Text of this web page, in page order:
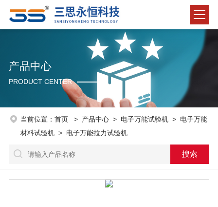
产品中心
PRODUCT CENTER
当前位置： 首页 > 产品中心> 电子万能试验机> 电子万能
材料试验机> 电子万能拉力试验机